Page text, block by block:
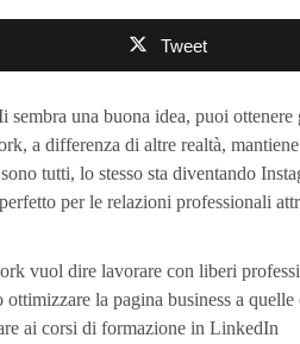
Tweet
sembra una buona idea, puoi ottenere
a differenza di altre realtà,
tutti, lo stesso sta diventando
per le relazioni professionali
vuol dire lavorare con liberi
la pagina business a quelle
ai corsi di formazione in LinkedIn